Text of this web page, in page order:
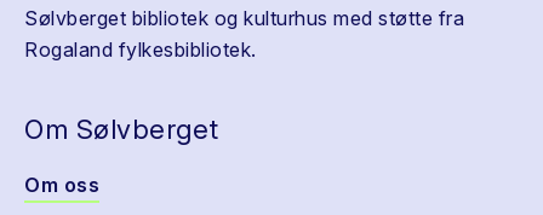
Sølvberget bibliotek og kulturhus med støtte fra
Rogaland fylkesbibliotek.
Om Sølvberget
Om oss